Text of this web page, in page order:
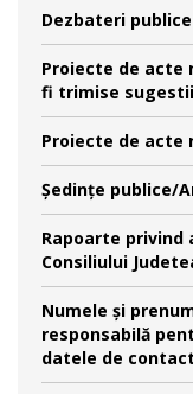
Dezbateri publice
Proiecte de acte
fi trimise sugestii
Proiecte de acte
Şedinţe publice/
Rapoarte privind
Consiliului
Numele şi
responsabilă
datele de